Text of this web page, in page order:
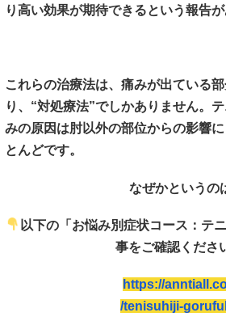
り高い効果が期待できるという報告が
これらの治療法は、痛みが出ている
り、“対処療法”でしかありません。
みの原因は肘以外の部位からの影響
とんどです。
なぜかというの
以下の「お悩み別症状コース：テ
事をご確認くださ
https://
/tenisuhiji-